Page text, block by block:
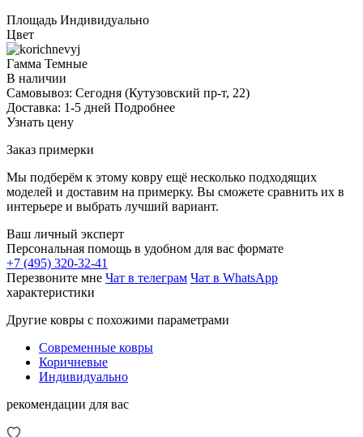
Площадь Индивидуально
Цвет
Гамма Темные
В наличии
Самовывоз: Сегодня (Кутузовский пр-т, 22)
Доставка: 1-5 дней Подробнее
Узнать цену
Заказ примерки
Мы подберём к этому ковру ещё несколько подходящих
моделей и доставим на примерку. Вы сможете сравнить их в
интерьере и выбрать лучший вариант.
Ваш личный эксперт
Персональная помощь в удобном для вас формате
+7 (495) 320-32-41
Перезвоните мне Чат в телеграм Чат в WhatsApp
характеристики
Другие ковры с похожими параметрами
Современные ковры
Коричневые
Индивидуально
рекомендации для вас